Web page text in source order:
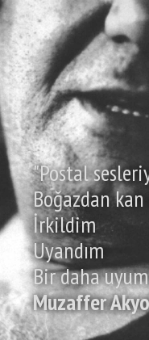
"Postal
Boğazdan
İrkildim
Uyandım
Bir daha
Muzaffer